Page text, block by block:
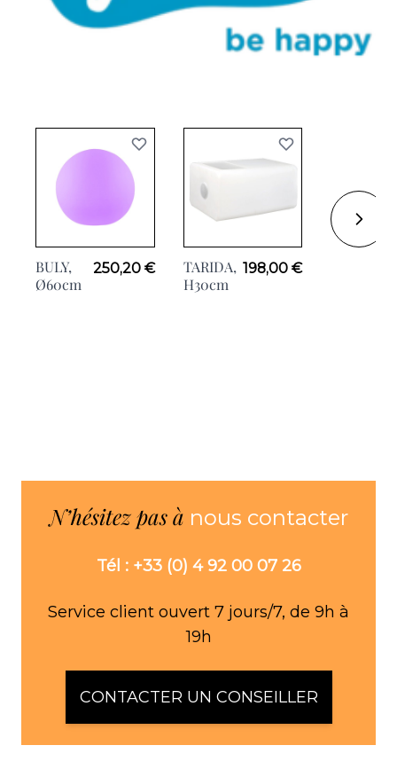
BULY,
Ø60cm
250,20 €
TARIDA,
H30cm
198,00 €
N’hésitez pas à nous contacter
Tél : +33 (0) 4 92 00 07 26
Service client ouvert 7 jours/7, de 9h à
19h
CONTACTER UN CONSEILLER